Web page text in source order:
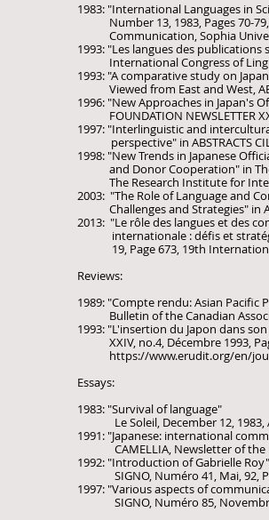
1983: "International Languages in
Number 13, 1983, Pages 70-
Communication, Sophia
1993: "Les langues des
International Congress of
1993: "A comparative study on
Viewed from East and West,
​1996: "New Approaches in Japan's
FOUNDATION NEWSLETTER
1997: "Interlinguistic and
perspective" in ABSTRACTS CIL
1998: "New Trends in Japanese
and Donor Cooperation" in The
The Research Institute for
2003: "The Role of Language and
Challenges and Strategies" in
2013: "Le rôle des langues et des
internationale : défis et
19, Page 673, 19th
Reviews:
1989: "Compte rendu: Asian Pacific
Bulletin of the Canadian
1993: "L'insertion du Japon dans
XXIV, no.4, Décembre 1993,
https://www.erudit.org/en/
Essays:
1983: "Survival of language"
Le Soleil, December 12, 1983,
1991: "Japanese: international
CAMELLIA, Newsletter of the
1992: "Introduction of Gabrielle Roy"
SIGNO, Numéro 41, Mai, 92,
1997: "Various aspects of
SIGNO, Numéro 85,